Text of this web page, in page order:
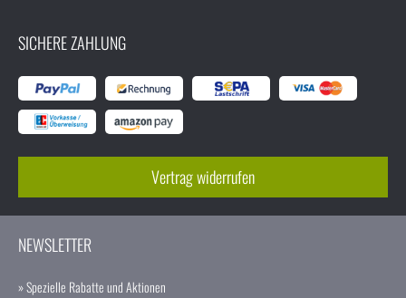
SICHERE ZAHLUNG
Vertrag widerrufen
NEWSLETTER
» Spezielle Rabatte und Aktionen